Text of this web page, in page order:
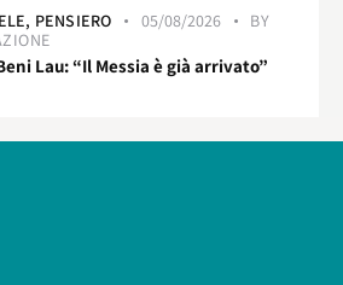
PENSIERO 05/08/2026
BY
Lau: “Il Messia è già arrivato”